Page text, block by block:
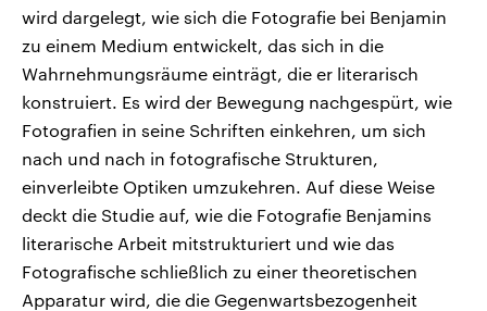
wird dargelegt, wie sich die Fotografie bei Benjamin
zu einem Medium entwickelt, das sich in die
Wahrnehmungsräume einträgt, die er literarisch
konstruiert. Es wird der Bewegung nachgespürt, wie
Fotografien in seine Schriften einkehren, um sich
nach und nach in fotografische Strukturen,
einverleibte Optiken umzukehren. Auf diese Weise
deckt die Studie auf, wie die Fotografie Benjamins
literarische Arbeit mitstrukturiert und wie das
Fotografische schließlich zu einer theoretischen
Apparatur wird, die die Gegenwartsbezogenheit